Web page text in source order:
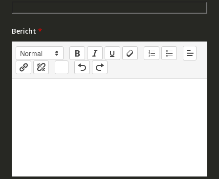
Bericht *